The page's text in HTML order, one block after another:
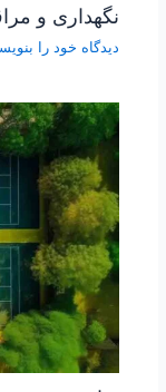
نگهداری و
دیدگاه‌ خود را